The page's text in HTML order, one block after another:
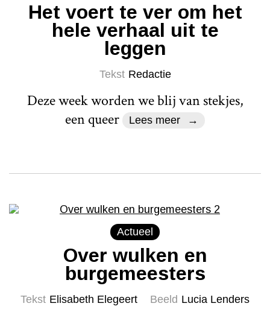
Het voert te ver om het
hele verhaal uit te
leggen
Tekst Redactie
Deze week worden we blij van stekjes,
een queer
Lees meer
Actueel
Over wulken en
burgemeesters
Tekst Elisabeth Elegeert Beeld Lucia Lenders